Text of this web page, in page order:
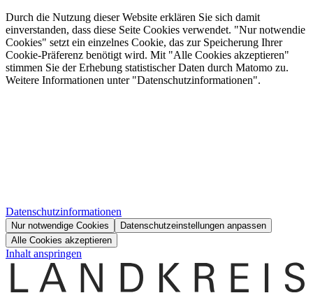
Durch die Nutzung dieser Website erklären Sie sich damit
einverstanden, dass diese Seite Cookies verwendet. "Nur notwendie
Cookies" setzt ein einzelnes Cookie, das zur Speicherung Ihrer
Cookie-Präferenz benötigt wird. Mit "Alle Cookies akzeptieren"
stimmen Sie der Erhebung statistischer Daten durch Matomo zu.
Weitere Informationen unter "Datenschutzinformationen".
Datenschutzinformationen
Nur notwendige Cookies
Datenschutzeinstellungen anpassen
Alle Cookies akzeptieren
Inhalt anspringen